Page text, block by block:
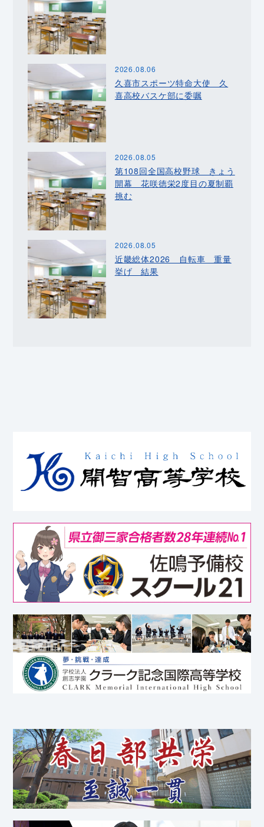
2026.08.06
久喜市スポーツ特命大使 久
喜高校バスケ部に委嘱
2026.08.05
第108回全国高校野球 きょう
開幕 花咲徳栄2度目の夏制覇
挑む
2026.08.05
近畿総体2026 自転車 重量
挙げ 結果